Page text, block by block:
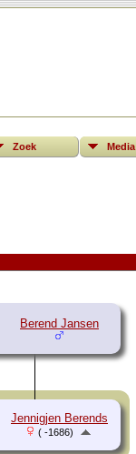
Zoek Media
Berend Jansen
Jennigjen Berends
( -1686)